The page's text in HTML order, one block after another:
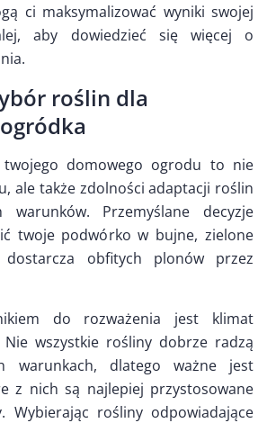
ci maksymalizować wyniki swojej
aby dowiedzieć się więcej o
roślin dla
domowego ogrodu to nie
ale także zdolności adaptacji roślin
warunków. Przemyślane decyzje
twoje podwórko w bujne, zielone
obfitych plonów przez
do rozważenia jest klimat
wszystkie rośliny dobrze radzą
warunkach, dlatego ważne jest
z nich są najlepiej przystosowane
Wybierając rośliny odpowiadające